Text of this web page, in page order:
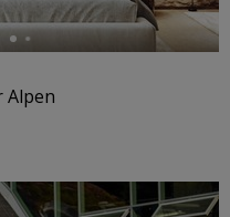
Alpen